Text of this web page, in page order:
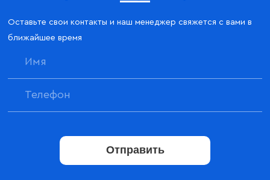
Оставьте свои контакты и наш менеджер свяжется с вами в
ближайшее время
Отправить